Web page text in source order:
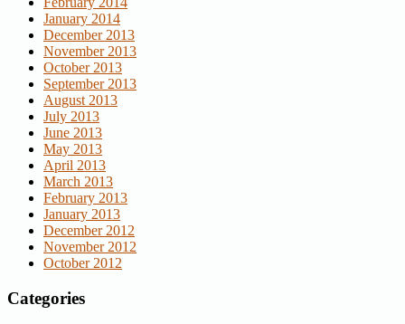
January 2014
December 2013
November 2013
October 2013
September 2013
August 2013
July 2013
June 2013
May 2013
April 2013
March 2013
February 2013
January 2013
December 2012
November 2012
October 2012
Categories